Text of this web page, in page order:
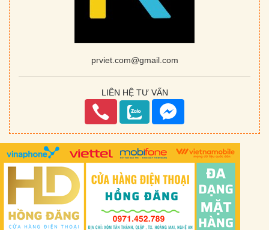
prviet.com@gmail.com
LIÊN HỆ TƯ VẤN